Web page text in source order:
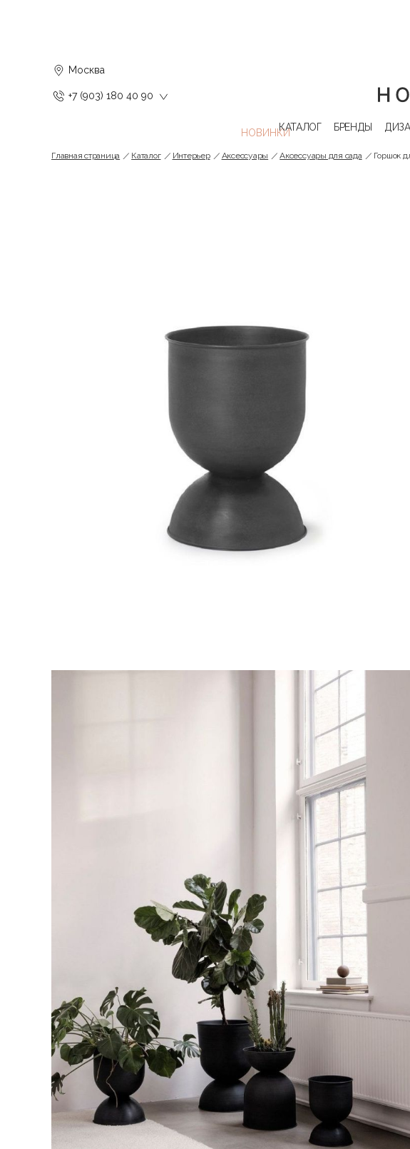
Москва
+7 (903) 180 40 90
КАТАЛОГ БРЕНДЫ
Главная страница Каталог Интерьер Аксессуары Аксессуары для сада Горшок